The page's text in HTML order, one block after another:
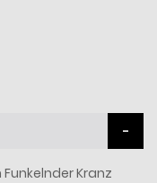
Kranz